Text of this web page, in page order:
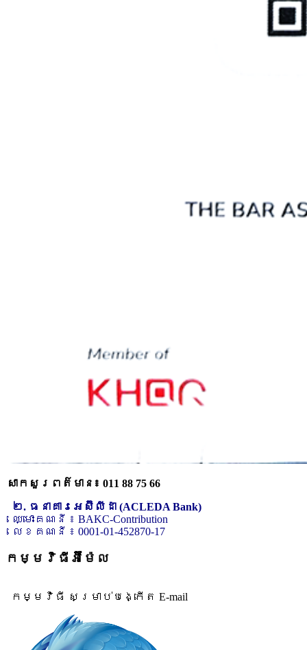
សាកសួរពត៌មាន៖ 011 88 75 66
២. ធនាគារអេស៊ីលីដា (ACLEDA Bank)
ឈ្មោះគណនី ៖ BAKC-Contribution
លេខគណនី ៖ 0001-01-452870-17
កម្មវិធីអ៊ីម៉ែល
កម្មវិធី សម្រាប់បង្កើត E-mail